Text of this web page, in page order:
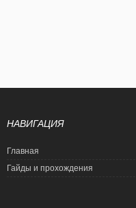
НАВИГАЦИЯ
Главная
Гайды и прохождения